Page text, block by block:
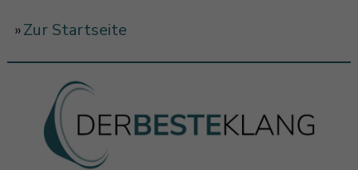
»Zur Startseite